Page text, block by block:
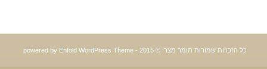
כל הזכויות שמורות תומר מצרי © 2015 - powered by Enfold WordPress Theme